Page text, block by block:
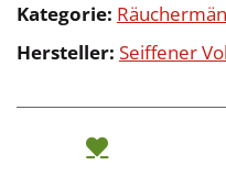
Kategorie:
Hersteller: Seiffener